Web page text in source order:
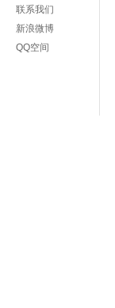
联系我们
新浪微博
QQ空间